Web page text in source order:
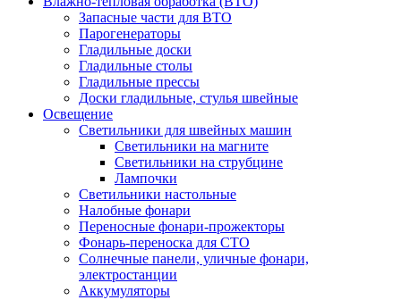
Запасные части для ВТО
Парогенераторы
Гладильные доски
Гладильные столы
Гладильные прессы
Доски гладильные, стулья швейные
Освещение
Светильники для швейных машин
Светильники на магните
Светильники на струбцине
Лампочки
Светильники настольные
Налобные фонари
Переносные фонари-прожекторы
Фонарь-переноска для СТО
Солнечные панели, уличные фонари,
электростанции
Аккумуляторы